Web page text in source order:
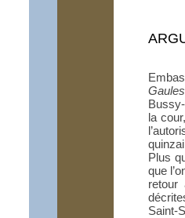
Gaules
la
Plus
que
retour
Saint-